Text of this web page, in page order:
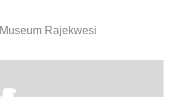
Museum Rajekwesi